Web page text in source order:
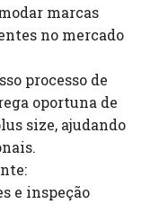
marcas
no mercado
processo de
oportuna de
size, ajudando
e inspeção